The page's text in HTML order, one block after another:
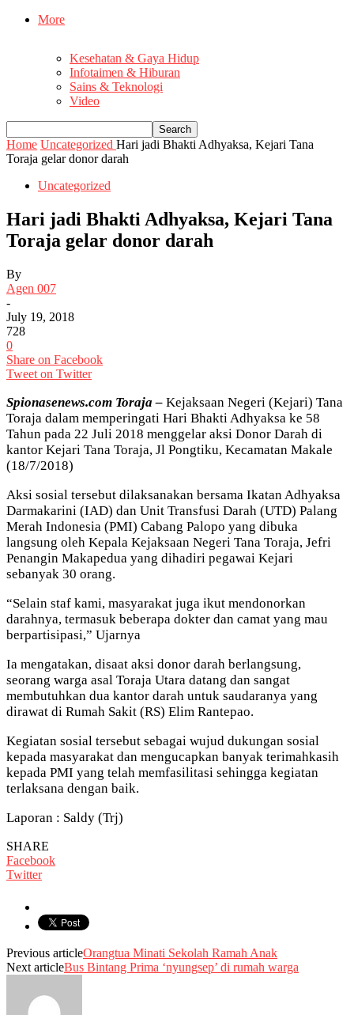
More
Kesehatan & Gaya Hidup
Infotaimen & Hiburan
Sains & Teknologi
Video
Home Uncategorized Hari jadi Bhakti Adhyaksa, Kejari Tana
Toraja gelar donor darah
Uncategorized
Hari jadi Bhakti Adhyaksa, Kejari Tana
Toraja gelar donor darah
By
Agen 007
-
July 19, 2018
728
0
Share on Facebook
Tweet on Twitter
Spionasenews.com Toraja – Kejaksaan Negeri (Kejari) Tana
Toraja dalam memperingati Hari Bhakti Adhyaksa ke 58
Tahun pada 22 Juli 2018 menggelar aksi Donor Darah di
kantor Kejari Tana Toraja, Jl Pongtiku, Kecamatan Makale
(18/7/2018)
Aksi sosial tersebut dilaksanakan bersama Ikatan Adhyaksa
Darmakarini (IAD) dan Unit Transfusi Darah (UTD) Palang
Merah Indonesia (PMI) Cabang Palopo yang dibuka
langsung oleh Kepala Kejaksaan Negeri Tana Toraja, Jefri
Penangin Makapedua yang dihadiri pegawai Kejari
sebanyak 30 orang.
“Selain staf kami, masyarakat juga ikut mendonorkan
darahnya, termasuk beberapa dokter dan camat yang mau
berpartisipasi,” Ujarnya
Ia mengatakan, disaat aksi donor darah berlangsung,
seorang warga asal Toraja Utara datang dan sangat
membutuhkan dua kantor darah untuk saudaranya yang
dirawat di Rumah Sakit (RS) Elim Rantepao.
Kegiatan sosial tersebut sebagai wujud dukungan sosial
kepada masyarakat dan mengucapkan banyak terimahkasih
kepada PMI yang telah memfasilitasi sehingga kegiatan
terlaksana dengan baik.
Laporan : Saldy (Trj)
SHARE
Facebook
Twitter
Previous articleOrangtua Minati Sekolah Ramah Anak
Next articleBus Bintang Prima ‘nyungsep’ di rumah warga